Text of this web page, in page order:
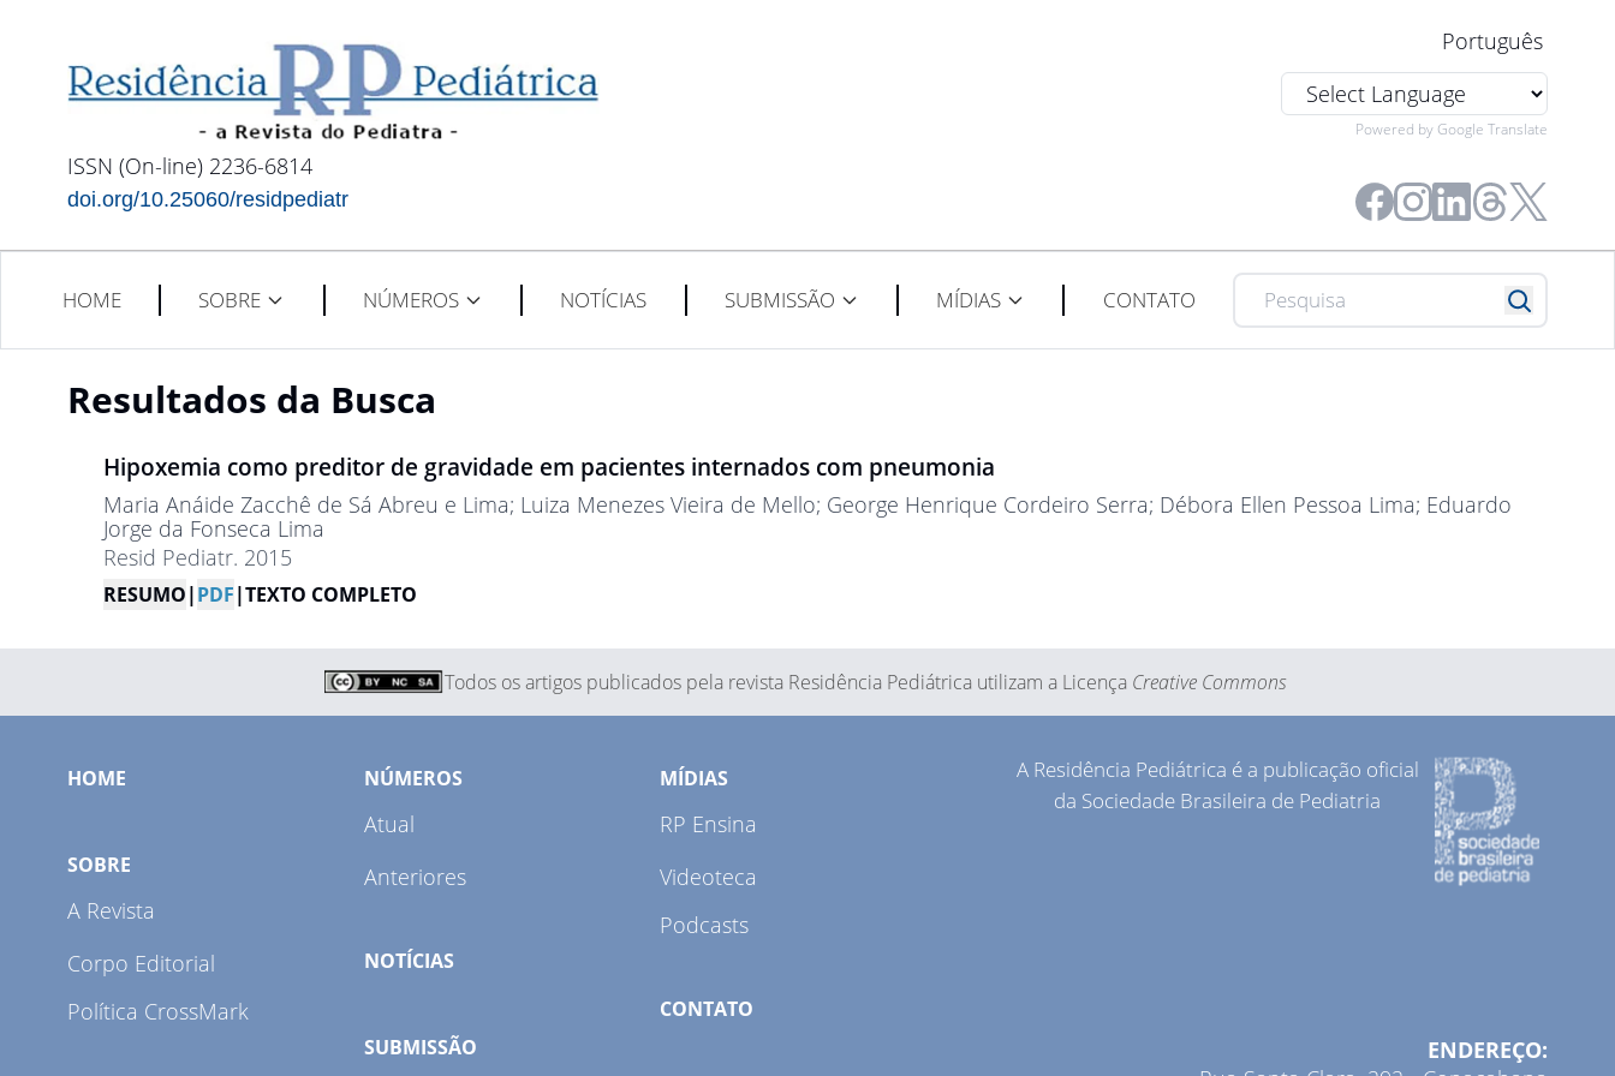
ISSN (On-line) 2236-6814
doi.org/10.25060/residpediatr
Português
Powered by Google Translate
HOME SOBRE NÚMEROS NOTÍCIAS SUBMISSÃO MÍDIAS CONTATO
Resultados da Busca
Hipoxemia como preditor de gravidade em pacientes internados com pneumonia
Maria Anáide Zacchê de Sá Abreu e Lima; Luiza Menezes Vieira de Mello; George Henrique Cordeiro Serra; Débora Ellen Pessoa Lima; Eduardo
Jorge da Fonseca Lima
Resid Pediatr. 2015
RESUMO|PDF|TEXTO COMPLETO
Todos os artigos publicados pela revista Residência Pediátrica utilizam a Licença Creative Commons
HOME
SOBRE
A Revista
Corpo Editorial
Política CrossMark
NÚMEROS
Atual
Anteriores
NOTÍCIAS
SUBMISSÃO
MÍDIAS
RP Ensina
Videoteca
Podcasts
CONTATO
A Residência Pediátrica é a publicação oficial
da Sociedade Brasileira de Pediatria
ENDEREÇO: